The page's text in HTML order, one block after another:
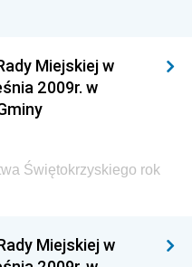
Infrastruktury i
Morskiej i
Sprawiedliwości
Miejskiej w
2009r. w
Świętokrzyskiego rok
Miejskiej w